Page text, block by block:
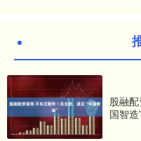
股融
国智造